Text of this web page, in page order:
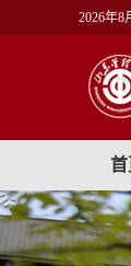
2026年8
首